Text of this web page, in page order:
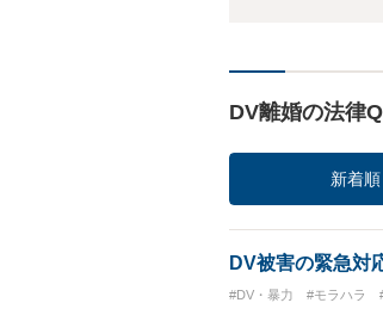
DV離婚の法律
新着順
DV被害の緊急対
#DV・暴力 #モラハラ